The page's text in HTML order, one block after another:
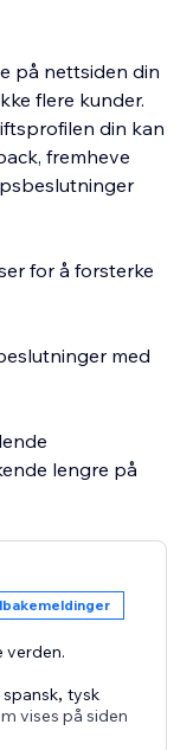
på nettsiden din
flere kunder.
din kan
fremheve
for å forsterke
med
lengre på
dag og hev
Styrk
profesjonelt
verden.
spansk,tysk
vises på siden